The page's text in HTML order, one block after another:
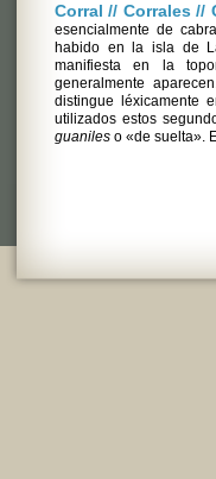
Corral // Corrales //
esencialmente de
habido en la isla de
manifiesta en la
generalmente
distingue léxicamente
utilizados estos
guaniles o «de suelta».